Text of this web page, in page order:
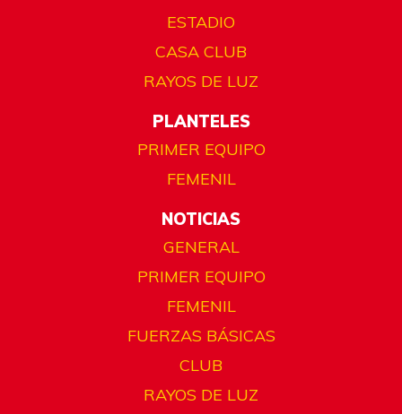
ESTADIO
CASA CLUB
RAYOS DE LUZ
PLANTELES
PRIMER EQUIPO
FEMENIL
NOTICIAS
GENERAL
PRIMER EQUIPO
FEMENIL
FUERZAS BÁSICAS
CLUB
RAYOS DE LUZ